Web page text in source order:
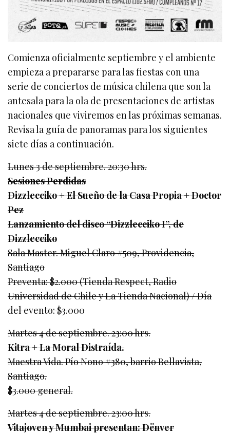
Comienza oficialmente septiembre y el ambiente
empieza a prepararse para las fiestas con una
serie de conciertos de música chilena que son la
antesala para la ola de presentaciones de artistas
nacionales que viviremos en las próximas semanas.
Revisa la guía de panoramas para los siguientes
siete días a continuación.
Lunes 3 de septiembre. 20:30 hrs.
Sesiones Perdidas
Dizzlecciko + El Sueño de la Casa Propia + Doctor
Pez
Lanzamiento del disco “Dizzlecciko I”, de
Dizzlecciko
Sala Master. Miguel Claro #509, Providencia,
Santiago
Preventa: $2.000 (Tienda Respect, Radio
Universidad de Chile y La Tienda Nacional) / Día
del evento: $3.000
Martes 4 de septiembre. 23:00 hrs.
Kitra + La Moral Distraída.
Maestra Vida. Pío Nono #380, barrio Bellavista,
Santiago.
$3.000 general.
Martes 4 de septiembre. 23:00 hrs.
Vitajoven y Mumbai presentan: Dënver